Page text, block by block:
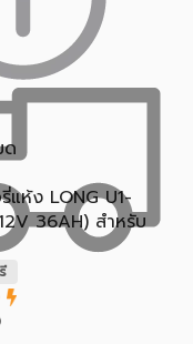
ด
แห้ง LONG U1-
36AH) สำหรับ